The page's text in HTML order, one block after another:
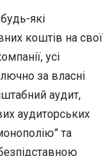
які
коштів на свої
усі
за власні
аудит,
аудиторських
та